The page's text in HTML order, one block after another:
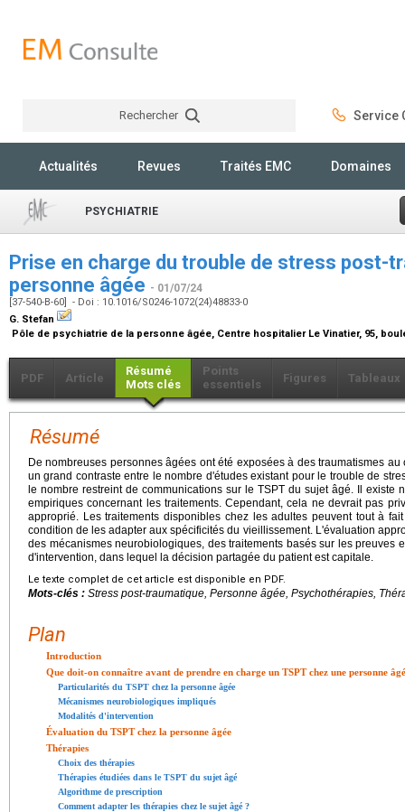
Rechercher Service
Actualités Revues Traités EMC Domaines
PSYCHIATRIE
Prise en charge du trouble de stress post-
personne âgée - 01/07/24
[37-540-B-60] - Doi : 10.1016/S0246-1072(24)48833-0
G. Stefan
Pôle de psychiatrie de la personne âgée, Centre hospitalier Le Vinatier, 95,
PDF Article
Résumé
Mots clés
Points
essentiels
Figures Tableaux
Résumé
De nombreuses personnes âgées ont été exposées à des traumatismes
un grand contraste entre le nombre d'études existant pour le trouble de
le nombre restreint de communications sur le TSPT du sujet âgé. Il existe
empiriques concernant les traitements. Cependant, cela ne devrait pas
approprié. Les traitements disponibles chez les adultes peuvent tout à
condition de les adapter aux spécificités du vieillissement. L'évaluation
des mécanismes neurobiologiques, des traitements basés sur les preuves
d'intervention, dans lequel la décision partagée du patient est capitale.
Le texte complet de cet article est disponible en PDF.
Mots-clés : Stress post-traumatique, Personne âgée, Psychothérapies,
Plan
Introduction
Que doit-on connaître avant de prendre en charge un TSPT chez une personne
Particularités du TSPT chez la personne âgée
Mécanismes neurobiologiques impliqués
Modalités d'intervention
Évaluation du TSPT chez la personne âgée
Thérapies
Choix des thérapies
Thérapies étudiées dans le TSPT du sujet âgé
Algorithme de prescription
Comment adapter les thérapies chez le sujet âgé ?